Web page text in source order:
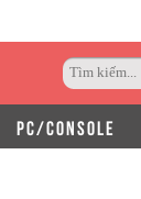
PC/CONSOLE